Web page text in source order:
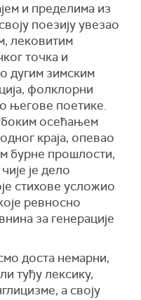
и пределима из
поезију увезао
лековитим
точка и
дугим зимским
фолклорни
његове поетике.
осећањем
краја, опевао
бурне прошлости,
је дело
стихове усложио
ревносно
за генерације
доста немарни,
туђу лексику,
а своју